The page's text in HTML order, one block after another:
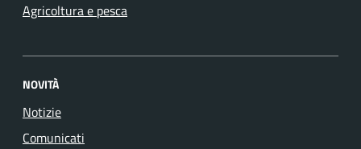
Agricoltura e pesca
NOVITÀ
Notizie
Comunicati